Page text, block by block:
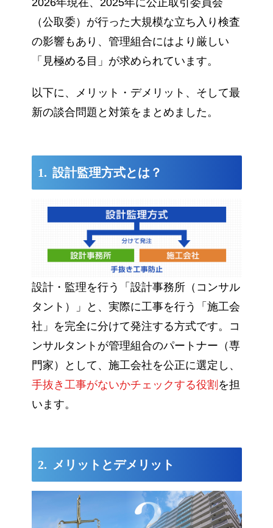
（公取委）が行った大規模な立ち入り検査
の影響もあり、管理組合にはより厳しい
「見極める目」が求められています。
以下に、メリット・デメリット、そして最
新の談合問題と対策をまとめました。
設計監理方式とは？
設計・監理を行う「設計事務所（コンサル
タント）」と、実際に工事を行う「施工会
社」を完全に分けて発注する方式です。コ
ンサルタントが管理組合のパートナー（専
門家）として、施工会社を公正に選定し、
手抜き工事がないかチェックする役割 を担
います。
メリットとデメリット